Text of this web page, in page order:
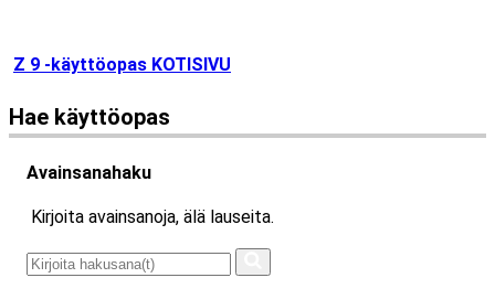
Z 9 -käyttöopas KOTISIVU
Hae käyttöopas
Avainsanahaku
Kirjoita avainsanoja, älä lauseita.